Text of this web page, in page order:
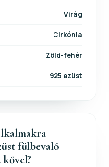
Virág
Cirkónia
Zöld-fehér
925 ezüst
fülbevaló